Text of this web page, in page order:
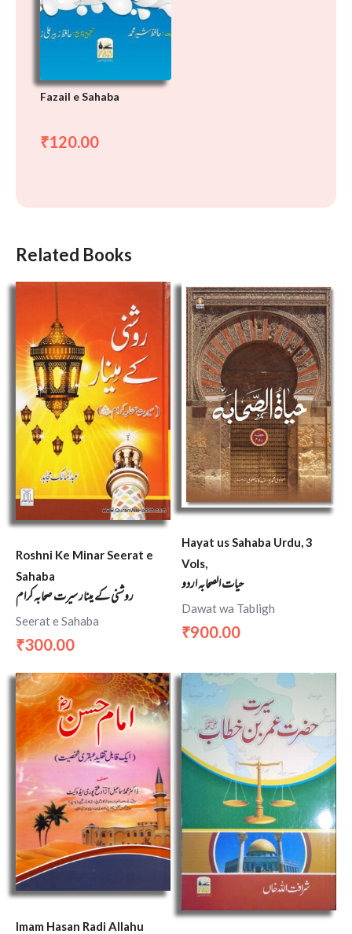
Fazail e Sahaba
₹120.00
Related Books
Roshni Ke Minar Seerat e
Sahaba
روشنی کے مینار سیرت صحابہ کرام
Seerat e Sahaba
₹300.00
Hayat us Sahaba Urdu, 3
Vols,
حیات الصحابہ اردو
Dawat wa Tabligh
₹900.00
Imam Hasan Radi Allahu